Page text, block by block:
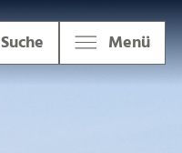
Suche Menü